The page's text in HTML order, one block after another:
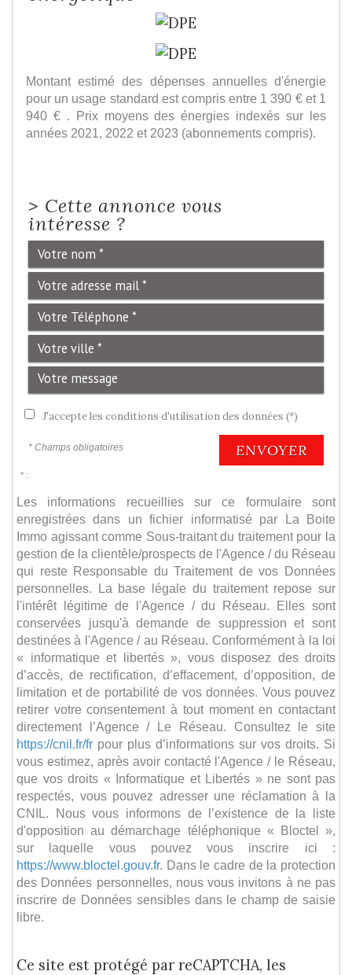
Montant estimé des dépenses annuelles d'énergie
pour un usage standard est compris entre 1 390 € et 1
940 € . Prix moyens des énergies indexés sur les
années 2021, 2022 et 2023 (abonnements compris).
> Cette annonce vous
intéresse ?
J'accepte les conditions d'utilisation des données (*)
* Champs obligatoires ENVOYER
* :
Les informations recueillies sur ce formulaire sont
enregistrées dans un fichier informatisé par La Boite
Immo agissant comme Sous-traitant du traitement pour la
gestion de la clientèle/prospects de l'Agence / du Réseau
qui reste Responsable du Traitement de vos Données
personnelles. La base légale du traitement repose sur
l'intérêt légitime de l'Agence / du Réseau. Elles sont
conservées jusqu'à demande de suppression et sont
destinées à l'Agence / au Réseau. Conformément à la loi
« informatique et libertés », vous disposez des droits
d’accès, de rectification, d’effacement, d’opposition, de
limitation et de portabilité de vos données. Vous pouvez
retirer votre consentement à tout moment en contactant
directement l’Agence / Le Réseau. Consultez le site
https://cnil.fr/fr pour plus d’informations sur vos droits. Si
vous estimez, après avoir contacté l'Agence / le Réseau,
que vos droits « Informatique et Libertés » ne sont pas
respectés, vous pouvez adresser une réclamation à la
CNIL. Nous vous informons de l’existence de la liste
d'opposition au démarchage téléphonique « Bloctel »,
sur laquelle vous pouvez vous inscrire ici :
https://www.bloctel.gouv.fr. Dans le cadre de la protection
des Données personnelles, nous vous invitons à ne pas
inscrire de Données sensibles dans le champ de saisie
libre.
Ce site est protégé par reCAPTCHA, les